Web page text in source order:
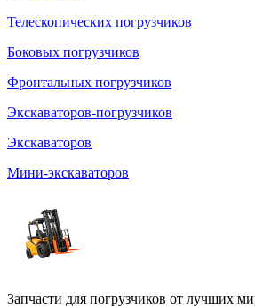
Телескопических погрузчиков
Боковых погрузчиков
Фронтальных погрузчиков
Экскаваторов-погрузчиков
Экскаваторов
Мини-экскаваторов
Запчасти для погрузчиков от лучших